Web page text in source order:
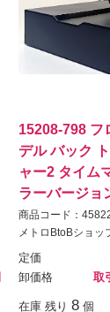
15208-798 フ
デル バック
ャー2 タイム
ラーバージョ
商品コード：
メトロBtoBショッ
定価
卸価格
取
在庫 残り 8 個